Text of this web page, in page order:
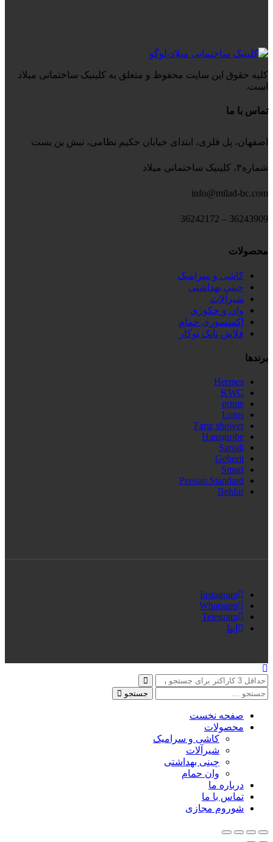
کلیه حقوق این سایت محفوظ و متعلق به کلینیک ساختمانی میلاد
است.
تماس با ما
اصفهان، پل فلزی، ابتدای خیابان حکیم نظامی، نبش بن بست
شماره۳، کلینیک ساختمانی میلاد
info@milad-bc.com
36243909 – 36242172
محصولات
کاشی و سرامیک
چینی بهداشتی
شیرآلات
وان و جکوزی
اکسسوری حمام
فلاش تانک توکار
برندها
Hermes
KWC
prime
Lotus
Fariz shower
Hansgrobe
Sarodi
Geberit
Smart
Persian Standard
Behfar
Instagram
Whatsapp
Telegram
ایتا
جستجو
صفحه نخست
محصولات
کاشی و سرامیک
شیرآلات
چینی بهداشتی
وان حمام
درباره ما
تماس با ما
شوروم مجازی